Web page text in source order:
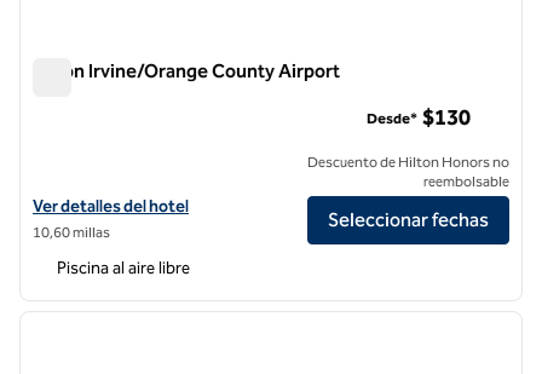
Hilton Irvine/Orange County Airport
Ver detalles del hotel Hilton Irvine/Orange County Airport
Ver detalles del hotel
10,60 millas
Desde* $130
Descuento de Hilton Honors no
reembolsable
Seleccionar fechas
Piscina al aire libre
1 de 12